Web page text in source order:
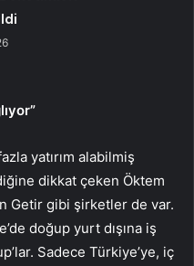
yatırım alabilmiş
dikkat çeken Öktem
Getir gibi şirketler de var.
doğup yurt dışına iş
Sadece Türkiye’ye, iç